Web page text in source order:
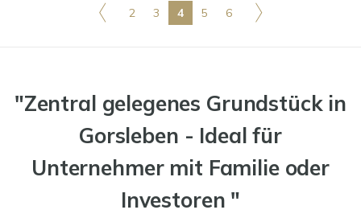
2 3 4 5 6
"Zentral gelegenes Grundstück in
Gorsleben - Ideal für
Unternehmer mit Familie oder
Investoren "